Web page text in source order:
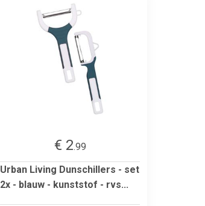
€ 2.99
Urban Living Dunschillers - set
2x - blauw - kunststof - rvs...